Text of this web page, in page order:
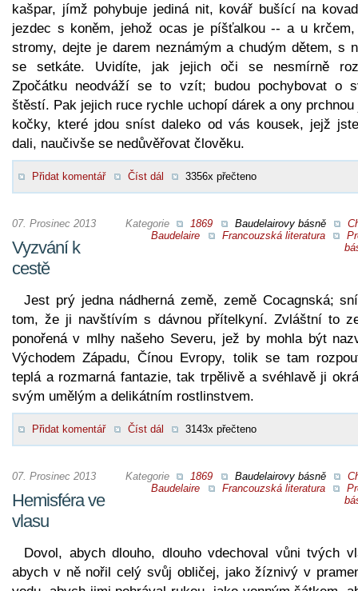
kašpar, jímž pohybuje jediná nit, kovář bušící na
jezdec s koněm, jehož ocas je píšťalkou -- a u krčem,
stromy, dejte je darem neznámým a chudým dětem, s
se setkáte. Uvidíte, jak jejich oči se nesmírně
Zpočátku neodváží se to vzít; budou pochybovat o
štěstí. Pak jejich ruce rychle uchopí dárek a ony prchnou
kočky, které jdou sníst daleko od vás kousek, jejž
dali, naučivše se nedůvěřovat člověku.
Přidat komentář Číst dál 3356x přečteno
Kategorie 1869 Baudelairovy básně
Baudelaire
Francouzská literatura
07. Prosinec 2013
Vyzvání k
cestě
Jest prý jedna nádherná země, země Cocagnská;
tom, že ji navštívím s dávnou přítelkyní. Zvláštní to
ponořená v mlhy našeho Severu, jež by mohla být
Východem Západu, Čínou Evropy, tolik se tam
teplá a rozmarná fantazie, tak trpělivě a svéhlavě ji
svým umělým a delikátním rostlinstvem.
Přidat komentář Číst dál 3143x přečteno
Kategorie 1869 Baudelairovy básně
Baudelaire
Francouzská literatura
07. Prosinec 2013
Hemisféra ve
vlasu
Dovol, abych dlouho, dlouho vdechoval vůni tvých
abych v ně nořil celý svůj obličej, jako žíznivý v